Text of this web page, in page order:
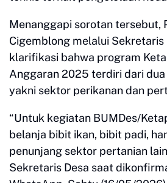
Menanggapi sorotan tersebut,
Cigemblong melalui Sekretaris
klarifikasi bahwa program
Anggaran 2025 terdiri dari
yakni sektor perikanan dan
“Untuk kegiatan BUMDes/
belanja bibit ikan, bibit padi,
penunjang sektor pertanian
Sekretaris Desa saat